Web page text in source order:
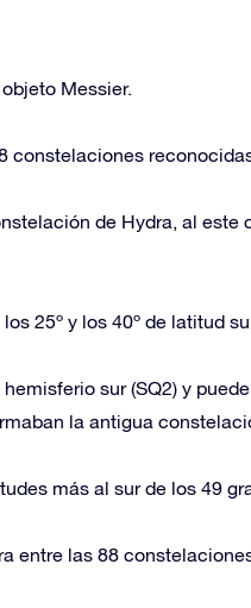
Messier.
constelaciones
de Hydra, al este
25º y los 40º de latitud
sur (SQ2) y
la antigua
más al sur de los 49
entre las 88